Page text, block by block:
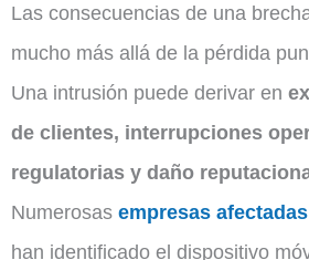
Las consecuencias de una
mucho más allá de la pérdida
Una intrusión puede derivar en
de clientes, interrupciones
regulatorias y daño
Numerosas empresas
han identificado el dispositivo